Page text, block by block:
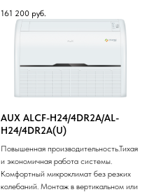
161 200 руб.
AUX ALCF-H24/4DR2A/AL-
H24/4DR2A(U)
Повышенная производительность.Тихая
и экономичная работа системы.
Комфортный микроклимат без резких
колебаний. Монтаж в вертикальном или